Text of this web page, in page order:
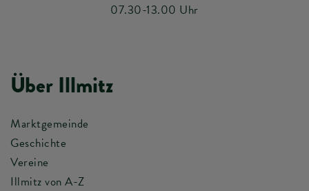
07.30-13.00 Uhr
Über Illmitz
Marktgemeinde
Geschichte
Vereine
Illmitz von A-Z